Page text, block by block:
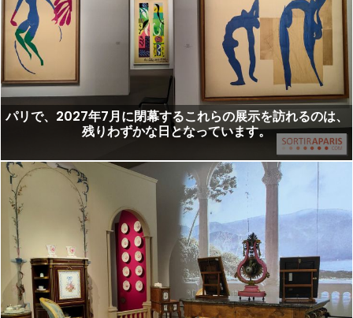
パリで、2027年7月に閉幕するこれらの展示を訪れるのは、
残りわずかな日となっています。